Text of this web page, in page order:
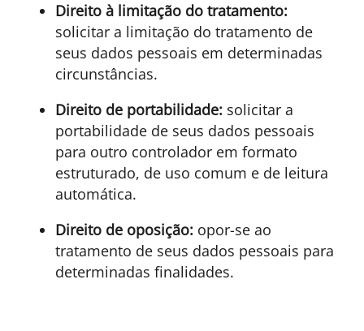
Direito à limitação do tratamento:
solicitar a limitação do tratamento de
seus dados pessoais em determinadas
circunstâncias.
Direito de portabilidade: solicitar a
portabilidade de seus dados pessoais
para outro controlador em formato
estruturado, de uso comum e de leitura
automática.
Direito de oposição: opor-se ao
tratamento de seus dados pessoais para
determinadas finalidades.